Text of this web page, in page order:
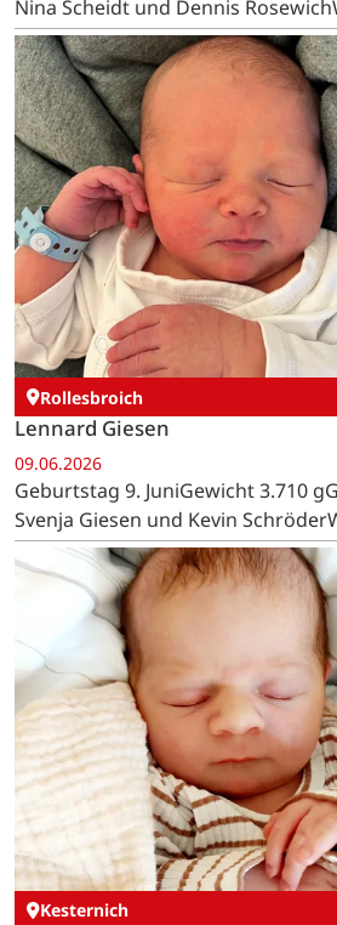
Nina Scheidt und Dennis
Rollesbroich
Lennard Giesen
09.06.2026
Geburtstag 9. JuniGewicht 3.710
Svenja Giesen und Kevin
Kesternich